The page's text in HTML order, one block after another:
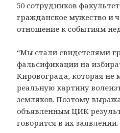
50 сотрудников
гражданское мужество и
отношение к событиям
“Мы стали свидетелями
фальсификации на
Кировограда, которая не
реальную картину
земляков. Поэтому
объявленным ЦИК
говорится в их